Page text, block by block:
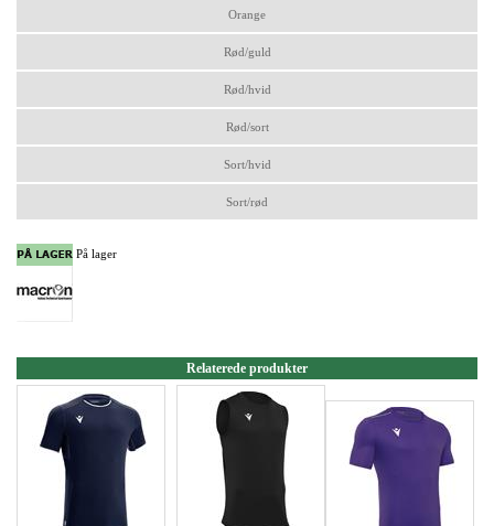
Orange
Rød/guld
Rød/hvid
Rød/sort
Sort/hvid
Sort/rød
På lager
Relaterede produkter